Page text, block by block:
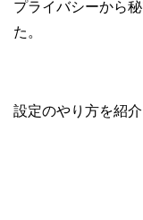
プライバシーから
た。
設定のやり方を紹介